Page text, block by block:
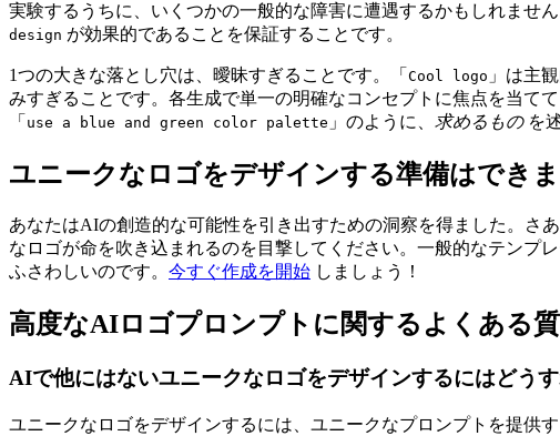
実験するうちに、いくつかの一般的な障害に遭遇するかもしれませ
design が効果的であることを保証することです。
1つの大きな落とし穴は、曖昧すぎることです。「 Cool logo 」は主
みすぎることです。各生成で単一の明確なコンセプトに焦点を当て
「 use a blue and green color palette 」のように、 求めるものを
ユニークなロゴをデザインする準備はでき
あなたはAIの創造的な可能性を引き出すための洞察を得ました。さ
なロゴが命を吹き込まれるのを目撃してください。一般的なテンプ
ふさわしいのです。 今すぐ作成を開始 しましょう！
高度なAIロゴプロンプトに関するよくある
AIで他にはないユニークなロゴをデザインするにはどう
ユニークなロゴをデザインするには、ユニークなプロンプトを提供